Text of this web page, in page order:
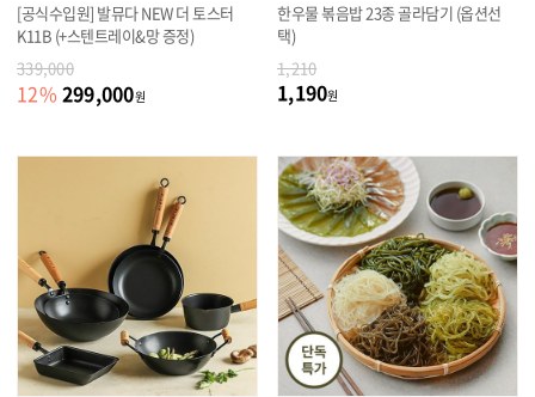
[공식수입원] 발뮤다 NEW 더 토스터
K11B (+스텐트레이&망 증정)
339,000
12% 299,000원
한우물 볶음밥 23종 골라담기 (옵션선
택)
1,210
1,190원